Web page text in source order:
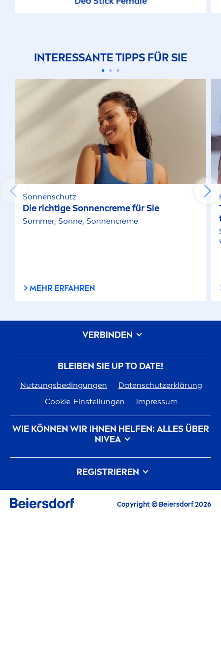
INTERESSANTE TIPPS FÜR SIE
Sonnenschutz
Die richtige Sonnencremefür Sie
Sommer, Sonne, Sonnencreme
MEHR ERFAHREN
BLEIBEN SIE UP TO DATE!
Nutzungsbedingungen
Datenschutzerklärung
Cookie-Einstellungen
impressum
WIE KÖNNEN WIR IHNEN HELFEN: ALLES ÜBER
NIVEA
Markenhistorie
Karriere bei Beiersdorf
Unsere Philosophie
Kontakt
REGISTRIEREN
Alle aktuellen Highlights, Pflegetipps,
VERBINDEN
Copyright © Beiersdorf 2026